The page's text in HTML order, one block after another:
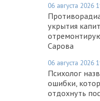
06 августа 2026
укрытия
Сарова
06 августа 2026
Психолог
ошибки,
отдохнуть